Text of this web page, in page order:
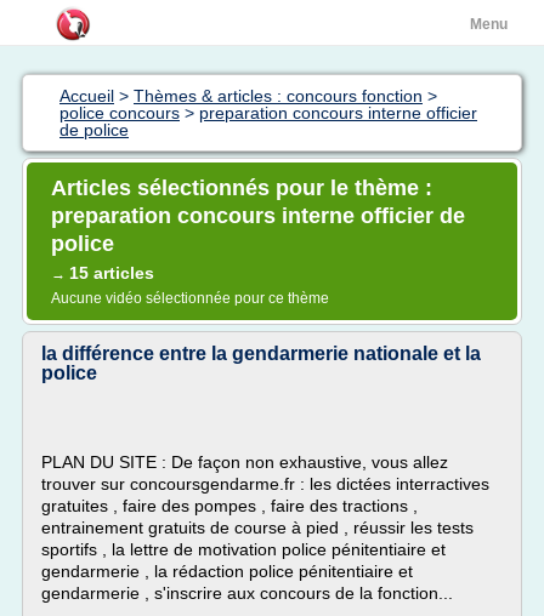
Menu
Accueil > Thèmes & articles : concours fonction >
police concours > preparation concours interne officier
de police
Articles sélectionnés pour le thème :
preparation concours interne officier de
police
→ 15 articles
Aucune vidéo sélectionnée pour ce thème
la différence entre la gendarmerie nationale et la
police
PLAN DU SITE : De façon non exhaustive, vous allez
trouver sur concoursgendarme.fr : les dictées interractives
gratuites , faire des pompes , faire des tractions ,
entrainement gratuits de course à pied , réussir les tests
sportifs , la lettre de motivation police pénitentiaire et
gendarmerie , la rédaction police pénitentiaire et
gendarmerie , s'inscrire aux concours de la fonction...